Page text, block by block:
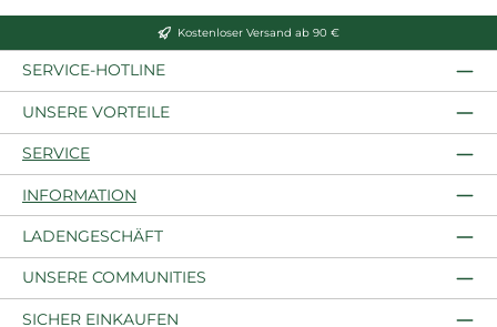
Kostenloser Versand ab 90 €
SERVICE-HOTLINE
UNSERE VORTEILE
SERVICE
INFORMATION
LADENGESCHÄFT
UNSERE COMMUNITIES
SICHER EINKAUFEN